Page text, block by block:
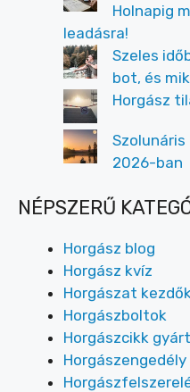
Holnapig
leadásra!
Szeles
bot, és
Horgász
2026-ban
NÉPSZERŰ
Horgász blog
Horgász kvíz
Horgászat
Horgászboltok
Horgászcikk
Horgászengedély